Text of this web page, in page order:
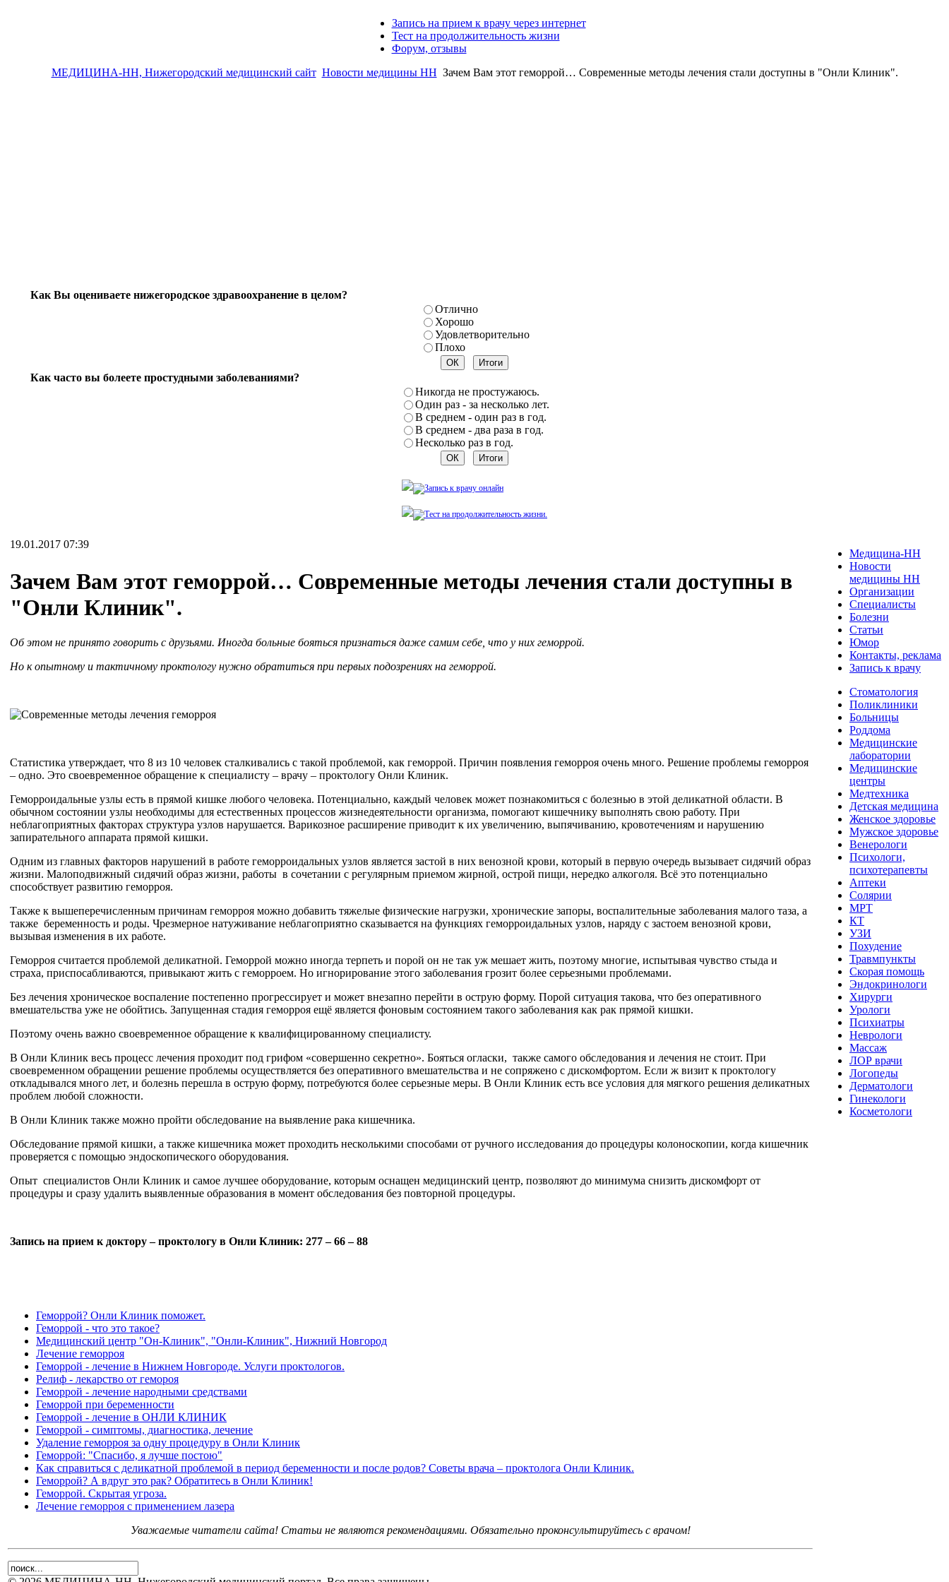
Запись на прием к врачу через интернет
Тест на продолжительность жизни
Форум, отзывы
МЕДИЦИНА-НН, Нижегородский медицинский сайт Новости медицины НН Зачем Вам этот геморрой… Современные методы лечения стали доступны в "Онли Клиник".
Как Вы оцениваете нижегородское здравоохранение в целом?
Отлично
Хорошо
Удовлетворительно
Плохо
Как часто вы болеете простудными заболеваниями?
Никогда не простужаюсь.
Один раз - за несколько лет.
В среднем - один раз в год.
В среднем - два раза в год.
Несколько раз в год.
19.01.2017 07:39
Зачем Вам этот геморрой… Современные методы лечения стали доступны в
"Онли Клиник".
Об этом не принято говорить с друзьями. Иногда больные бояться признаться даже самим себе, что у них геморрой.
Но к опытному и тактичному проктологу нужно обратиться при первых подозрениях на геморрой.
Статистика утверждает, что 8 из 10 человек сталкивались с такой проблемой, как геморрой. Причин появления геморроя очень много. Решение проблемы геморроя
– одно. Это своевременное обращение к специалисту – врачу – проктологу Онли Клиник.
Геморроидальные узлы есть в прямой кишке любого человека. Потенциально, каждый человек может познакомиться с болезнью в этой деликатной области. В
обычном состоянии узлы необходимы для естественных процессов жизнедеятельности организма, помогают кишечнику выполнять свою работу. При
неблагоприятных факторах структура узлов нарушается. Варикозное расширение приводит к их увеличению, выпячиванию, кровотечениям и нарушению
запирательного аппарата прямой кишки.
Одним из главных факторов нарушений в работе геморроидальных узлов является застой в них венозной крови, который в первую очередь вызывает сидячий образ
жизни. Малоподвижный сидячий образ жизни, работы в сочетании с регулярным приемом жирной, острой пищи, нередко алкоголя. Всё это потенциально
способствует развитию геморроя.
Также к вышеперечисленным причинам геморроя можно добавить тяжелые физические нагрузки, хронические запоры, воспалительные заболевания малого таза, а
также беременность и роды. Чрезмерное натуживание неблагоприятно сказывается на функциях геморроидальных узлов, наряду с застоем венозной крови,
вызывая изменения в их работе.
Геморроя считается проблемой деликатной. Геморрой можно иногда терпеть и порой он не так уж мешает жить, поэтому многие, испытывая чувство стыда и
страха, приспосабливаются, привыкают жить с геморроем. Но игнорирование этого заболевания грозит более серьезными проблемами.
Без лечения хроническое воспаление постепенно прогрессирует и может внезапно перейти в острую форму. Порой ситуация такова, что без оперативного
вмешательства уже не обойтись. Запущенная стадия геморроя ещё является фоновым состоянием такого заболевания как рак прямой кишки.
Поэтому очень важно своевременное обращение к квалифицированному специалисту.
В Онли Клиник весь процесс лечения проходит под грифом «совершенно секретно». Бояться огласки, также самого обследования и лечения не стоит. При
своевременном обращении решение проблемы осуществляется без оперативного вмешательства и не сопряжено с дискомфортом. Если ж визит к проктологу
откладывался много лет, и болезнь перешла в острую форму, потребуются более серьезные меры. В Онли Клиник есть все условия для мягкого решения деликатных
проблем любой сложности.
В Онли Клиник также можно пройти обследование на выявление рака кишечника.
Обследование прямой кишки, а также кишечника может проходить несколькими способами от ручного исследования до процедуры колоноскопии, когда кишечник
проверяется с помощью эндоскопического оборудования.
Опыт специалистов Онли Клиник и самое лучшее оборудование, которым оснащен медицинский центр, позволяют до минимума снизить дискомфорт от
процедуры и сразу удалить выявленные образования в момент обследования без повторной процедуры.
Запись на прием к доктору – проктологу в Онли Клиник: 277 – 66 – 88
Геморрой? Онли Клиник поможет.
Геморрой - что это такое?
Медицинский центр "Он-Клиник", "Онли-Клиник", Нижний Новгород
Лечение геморроя
Геморрой - лечение в Нижнем Новгороде. Услуги проктологов.
Релиф - лекарство от гемороя
Геморрой - лечение народными средствами
Геморрой при беременности
Геморрой - лечение в ОНЛИ КЛИНИК
Геморрой - симптомы, диагностика, лечение
Удаление геморроя за одну процедуру в Онли Клиник
Геморрой: "Спасибо, я лучше постою"
Как справиться с деликатной проблемой в период беременности и после родов? Советы врача – проктолога Онли Клиник.
Геморрой? А вдруг это рак? Обратитесь в Онли Клиник!
Геморрой. Скрытая угроза.
Лечение геморроя с применением лазера
Уважаемые читатели сайта! Статьи не являются рекомендациями. Обязательно проконсультируйтесь с врачом!
Медицина-НН
Новости
медицины НН
Организации
Специалисты
Болезни
Статьи
Юмор
Контакты, реклама
Запись к врачу
Стоматология
Поликлиники
Больницы
Роддома
Медицинские
лаборатории
Медицинские
центры
Медтехника
Детская медицина
Женское здоровье
Мужское здоровье
Венерологи
Психологи,
психотерапевты
Аптеки
Солярии
МРТ
КТ
УЗИ
Похудение
Травмпункты
Скорая помощь
Эндокринологи
Хирурги
Урологи
Психиатры
Неврологи
Массаж
ЛОР врачи
Логопеды
Дерматологи
Гинекологи
Косметологи